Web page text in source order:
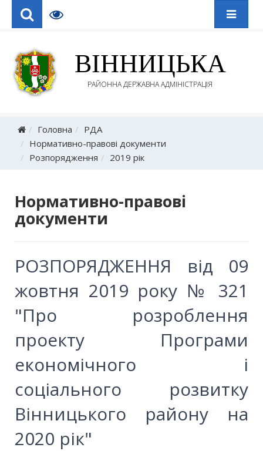
ВІННИЦЬКА
РАЙОННА ДЕРЖАВНА АДМІНІСТРАЦІЯ
Головна
РДА
Нормативно-правові документи
Розпорядження
2019 рік
Нормативно-правові
документи
РОЗПОРЯДЖЕННЯ від 09
жовтня 2019 року № 321
"Про розроблення
проекту Програми
економічного і
соціального розвитку
Вінницького району на
2020 рік"